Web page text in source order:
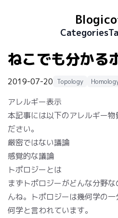
Categories
ねこでも分かる
2019-07-20 Topology
アレルギー表示
本記事には以下のアレルギー
ださい。
厳密ではない議論
感覚的な議論
トポロジーとは
まずトポロジーがどんな分野
んね。トポロジーは幾何学の
何学と言われています。